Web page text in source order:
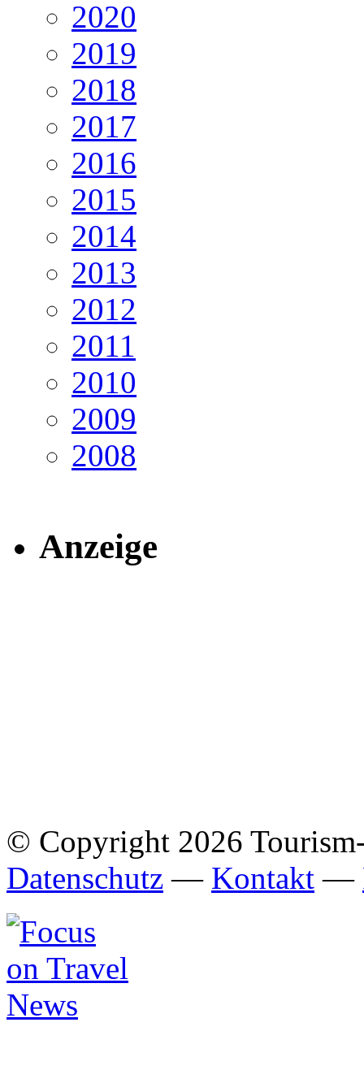
2020
2019
2018
2017
2016
2015
2014
2013
2012
2011
2010
2009
2008
Anzeige
© Copyright 2026
Datenschutz — Kontakt —